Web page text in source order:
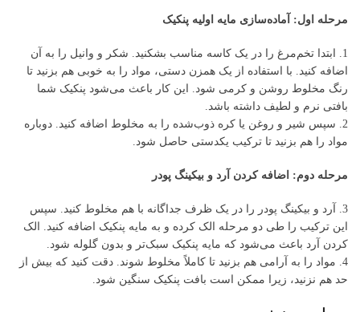
مرحله اول: آماده‌سازی مایه اولیه پنکیک
1. ابتدا تخم‌مرغ را در یک کاسه مناسب بشکنید. شکر و وانیل را به آن
اضافه کنید. با استفاده از یک همزن دستی، مواد را به خوبی هم بزنید تا
رنگ مخلوط روشن و کرمی شود. این کار باعث می‌شود پنکیک شما
بافتی نرم و لطیف داشته باشد.
2. سپس شیر و روغن یا کره ذوب‌شده را به مخلوط اضافه کنید. دوباره
مواد را هم بزنید تا ترکیب یکدستی حاصل شود.
مرحله دوم: اضافه کردن آرد و بیکینگ پودر
3. آرد و بیکینگ پودر را در یک ظرف جداگانه با هم مخلوط کنید. سپس
این ترکیب را طی دو مرحله الک کرده و به مایه پنکیک اضافه کنید. الک
کردن آرد باعث می‌شود که مایه پنکیک سبک‌تر و بدون گلوله شود.
4. مواد را به آرامی هم بزنید تا کاملاً مخلوط شوند. دقت کنید که بیش از
حد هم نزنید، زیرا ممکن است بافت پنکیک سنگین شود.